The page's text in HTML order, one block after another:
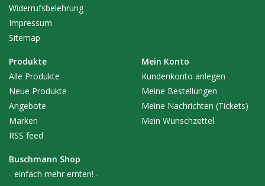
Widerrufsbelehrung
Impressum
Sitemap
Produkte
Alle Produkte
Neue Produkte
Angebote
Marken
RSS feed
Mein Konto
Kundenkonto anlegen
Meine Bestellungen
Meine Nachrichten (Tickets)
Mein Wunschzettel
Buschmann Shop
- einfach mehr ernten! -